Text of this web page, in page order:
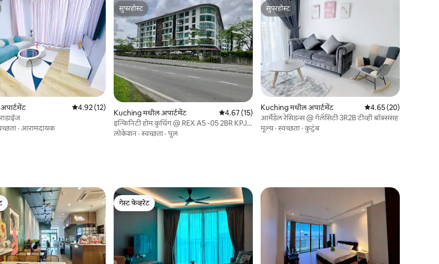
5 पैकी 4.92 सरासरी रेटिंग, 12 रिव्ह्यूज
4.92 (12)
· आरामदायक
सुपरहोस्ट
सुपरहोस्ट
Kuching मधील अपार्टमेंट 5 पैकी 4.67 सरासरी रेटिंग, 15 रिव्ह्यूज
4.67 (15)
इन्फिनिटी होम कुचिंग @ REX A5 -05 2BR KPJ
जवळ
लोकेशन ·स्वच्छता ·पूल
सुपरहोस्ट
सुपरहोस्ट
Kuching मधील अपार्टमेंट 5 पैकी 4.65 सरासरी रेटिंग,
4.65 (20)
आर्मॅडेल रेसिडन्स @ गॅलॅसिटी 3R2B टीव्ही बॉक्ससह
मूल्य·स्वच्छता ·कुटुंब
गेस्ट फेव्हरेट
गेस्ट फेव्हरेट